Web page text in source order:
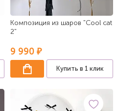
Композиция из шаров "Сool cat
2"
9 990 ₽
Купить в 1 клик